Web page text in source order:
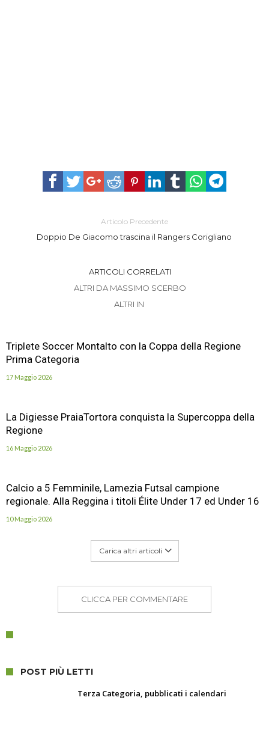
Articolo Precedente
Doppio De Giacomo trascina il Rangers Corigliano
ARTICOLI CORRELATI
ALTRI DA MASSIMO SCERBO
ALTRI IN
Triplete Soccer Montalto con la Coppa della Regione
Prima Categoria
17 Maggio 2026
La Digiesse PraiaTortora conquista la Supercoppa della
Regione
16 Maggio 2026
Calcio a 5 Femminile, Lamezia Futsal campione
regionale. Alla Reggina i titoli Élite Under 17 ed Under 16
10 Maggio 2026
Carica altri articoli
CLICCA PER COMMENTARE
POST PIÙ LETTI
Terza Categoria, pubblicati i calendari